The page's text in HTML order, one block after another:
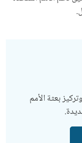
بعثة الأمم